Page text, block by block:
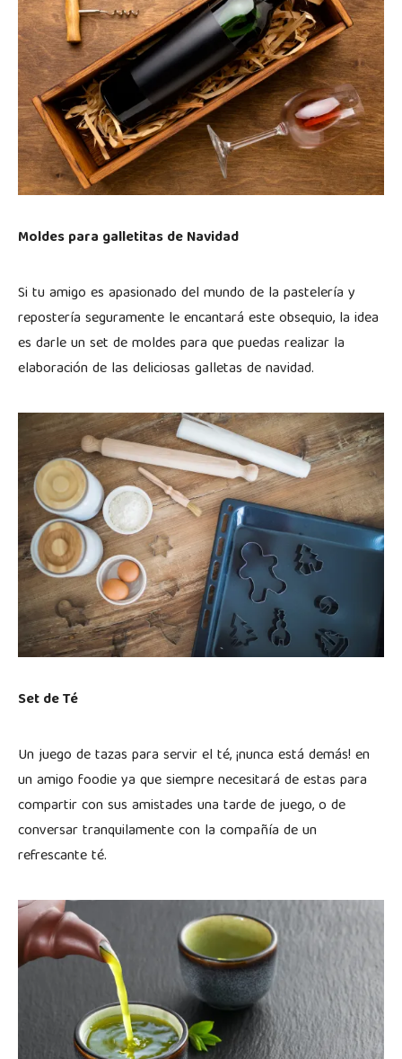
Moldes para galletitas de Navidad
Si tu amigo es apasionado del mundo de la pastelería y
repostería seguramente le encantará este obsequio, la idea
es darle un set de moldes para que puedas realizar la
elaboración de las deliciosas galletas de navidad.
Set de Té
Un juego de tazas para servir el té, ¡nunca está demás! en
un amigo foodie ya que siempre necesitará de estas para
compartir con sus amistades una tarde de juego, o de
conversar tranquilamente con la compañía de un
refrescante té.